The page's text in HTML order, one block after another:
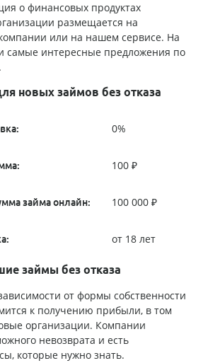
о финансовых продуктах
размещается на
или на нашем сервисе. На
самые интересные предложения по
новых займов без отказа
0%
100 ₽
займа онлайн: 100 000 ₽
от 18 лет
займы без отказа
от формы собственности
к получению прибыли, в том
организации. Компании
невозврата и есть
которые нужно знать.